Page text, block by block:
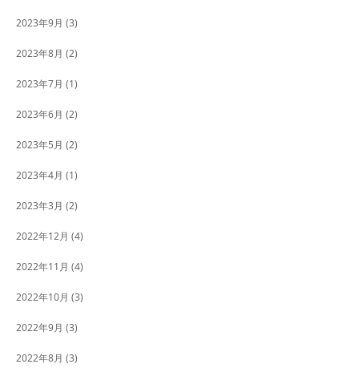
2023年9月 (3)
2023年8月 (2)
2023年7月 (1)
2023年6月 (2)
2023年5月 (2)
2023年4月 (1)
2023年3月 (2)
2022年12月 (4)
2022年11月 (4)
2022年10月 (3)
2022年9月 (3)
2022年8月 (3)